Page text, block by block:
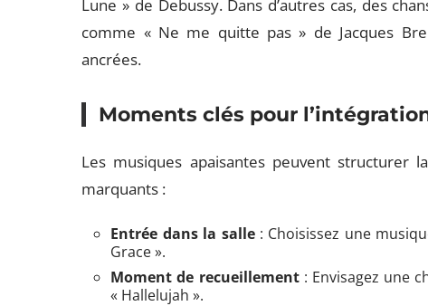
Lune » de Debussy. Dans d’autres cas, des
comme « Ne me quitte pas » de Jacques
ancrées.
Moments clés pour
Les musiques apaisantes peuvent structurer
marquants :
Entrée dans la salle: Choisissez une
Grace ».
Moment de recueillement: Envisagez une
« Hallelujah ».